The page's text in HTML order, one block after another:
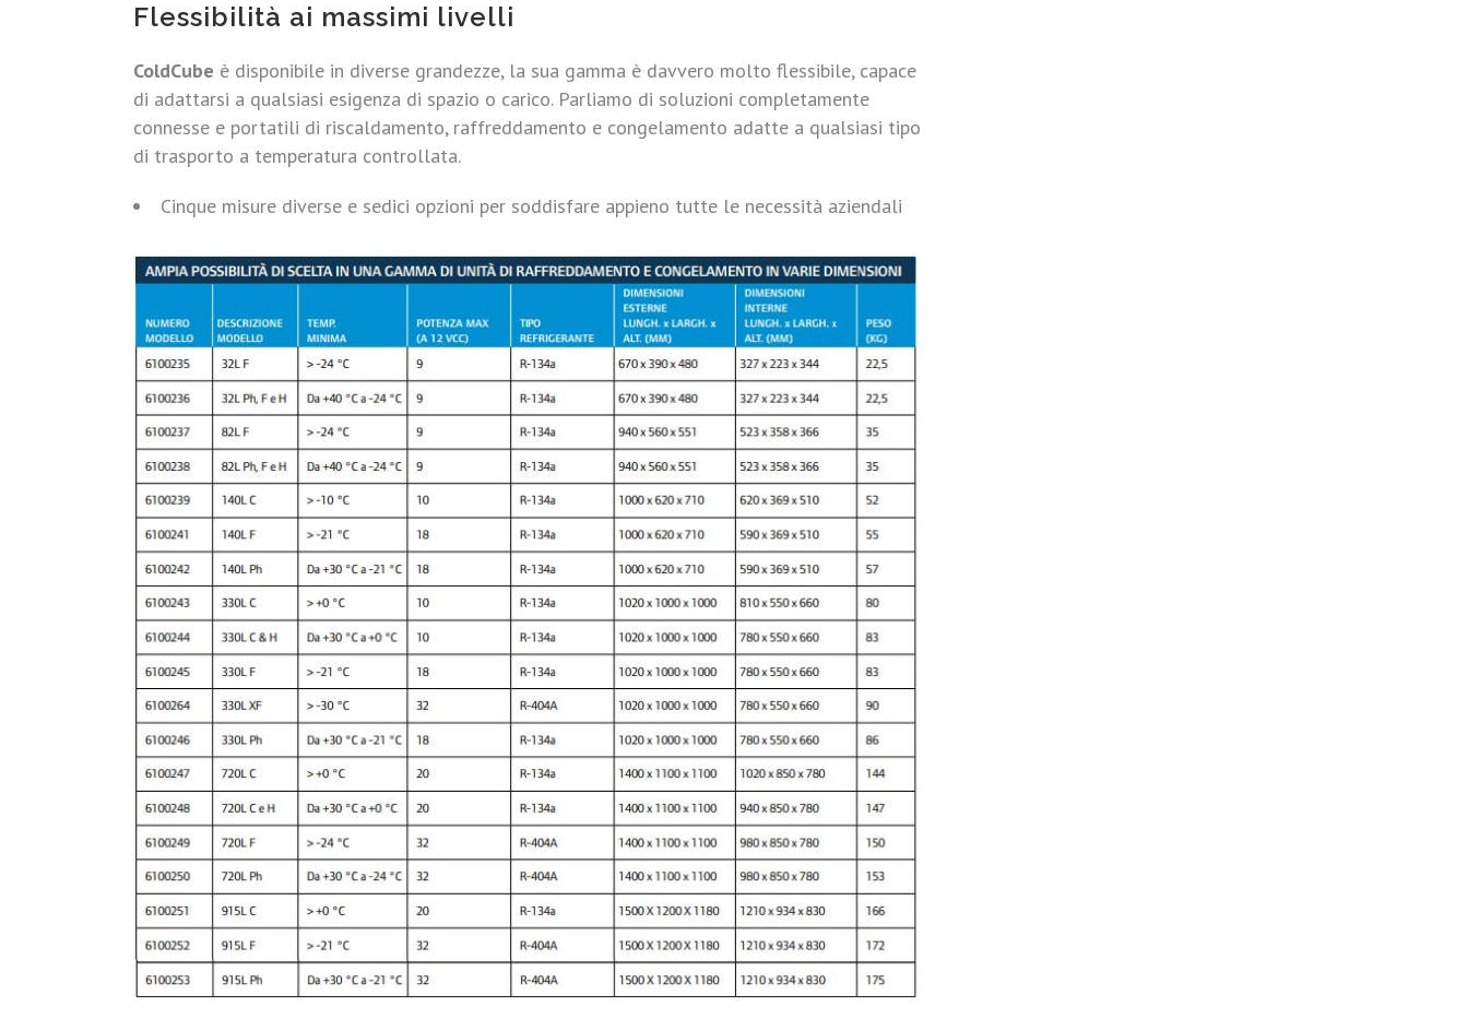
Flessibilità ai massimi livelli
ColdCube è disponibile in diverse grandezze, la sua gamma è davvero molto flessibile, capace
di adattarsi a qualsiasi esigenza di spazio o carico. Parliamo di soluzioni completamente
connesse e portatili di riscaldamento, raffreddamento e congelamento adatte a qualsiasi tipo
di trasporto a temperatura controllata.
Cinque misure diverse e sedici opzioni per soddisfare appieno tutte le necessità aziendali